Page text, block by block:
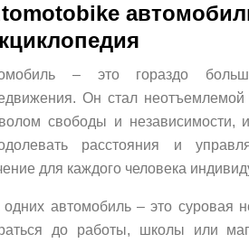
– это гораздо
Он стал
свободы и независимости,
расстояния и
для каждого человека
автомобиль – это суровая
до работы, школы или